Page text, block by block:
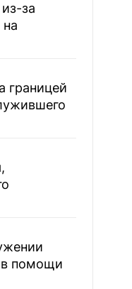
за
границей
в помощи